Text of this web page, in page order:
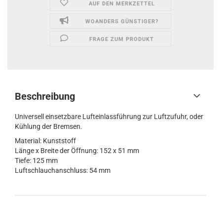
AUF DEN MERKZETTEL
WOANDERS GÜNSTIGER?
FRAGE ZUM PRODUKT
Beschreibung
Universell einsetzbare Lufteinlassführung zur Luftzufuhr, oder
Kühlung der Bremsen.
Material: Kunststoff
Länge x Breite der Öffnung: 152 x 51 mm
Tiefe: 125 mm
Luftschlauchanschluss: 54 mm